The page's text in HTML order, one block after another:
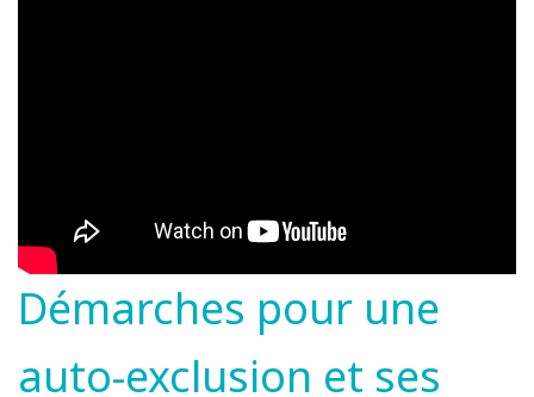
Démarches pour une
auto-exclusion et ses